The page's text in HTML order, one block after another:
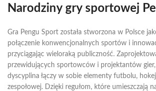
Narodziny gry sportowej
Gra Pengu Sport została stworzona w Polsce
połączenie konwencjonalnych sportów i
przyciągając wieloraką publiczność.
przewidujących sportowców i projektantów
dyscyplina łączy w sobie elementy futbolu,
zespołowej. Dzięki regułom, które umieszczają